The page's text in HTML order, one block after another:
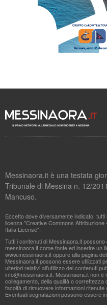
Messinaora.it è una testata
Tribunale di Messina n. 12/
Mancuso.
Eccetto dove diversamente indicato,
licenza "Creative Commons
Italia License".
Tutti i contenuti di Messinaora.it
messinaora.it come fonte ed inserire un
www.messinaora.it oppure alla pagina
Messinaora.it possono essere utilizzati
ulteriori relativi all'utilizzo dei contenuti
info@messinaora.it . Messinaora.it non
collegamento, della qualità o
facoltà di rimuovere informazioni
Eventuali segnalazioni possono essere